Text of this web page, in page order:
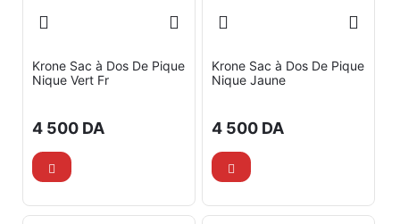
Krone Sac à Dos De Pique
Nique Vert Fr
4 500 DA
Krone Sac à Dos De Pique
Nique Jaune
4 500 DA